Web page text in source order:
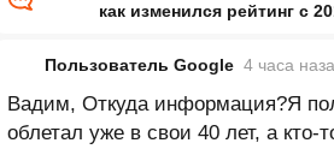
как изменился рейтинг с
Пользователь Google 4 часа
Вадим, Откуда информация?Я
облетал уже в свои 40 лет, а кто-